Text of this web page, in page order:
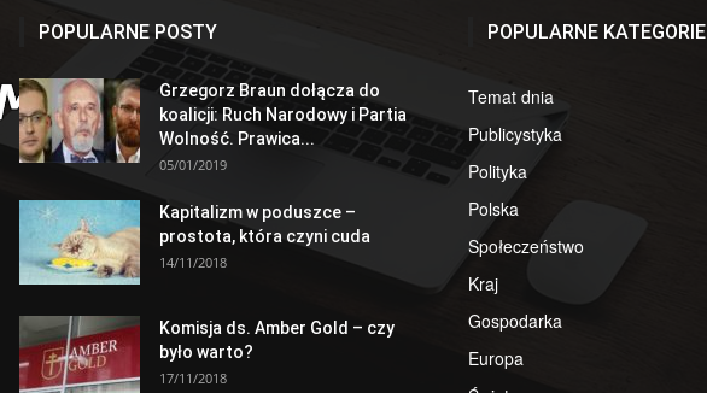
POPULARNE POSTY
Grzegorz Braun dołącza do
koalicji: Ruch Narodowy i Partia
Wolność. Prawica...
05/01/2019
Kapitalizm w poduszce –
prostota, która czyni cuda
14/11/2018
Komisja ds. Amber Gold – czy
było warto?
17/11/2018
POPULARNE KATEGORIE
Temat dnia
Publicystyka
Polityka
Polska
Społeczeństwo
Kraj
Gospodarka
Europa